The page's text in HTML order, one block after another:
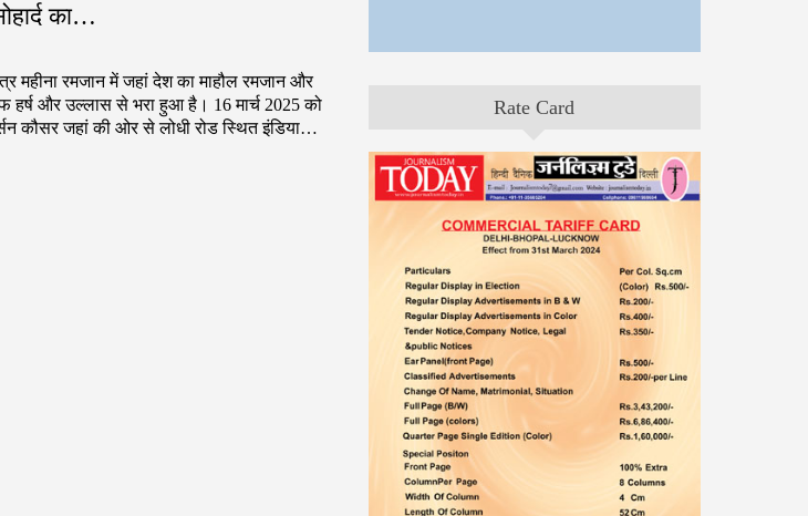
का…
महीना रमजान में जहां देश का माहौल रमजान और
हर्ष और उल्लास से भरा हुआ है। 16 मार्च 2025 को
कौसर जहां की ओर से लोधी रोड स्थित इंडिया…
Rate Card